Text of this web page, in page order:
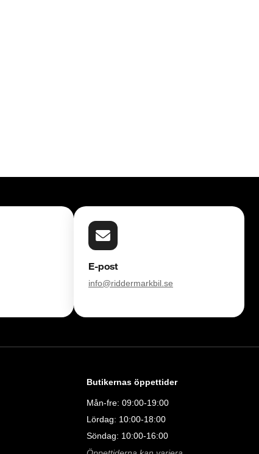
E-post
info@riddermarkbil.se
Butikernas öppettider
Mån-fre: 09:00-19:00
Lördag: 10:00-18:00
Söndag: 10:00-16:00